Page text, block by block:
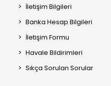
İletişim Bilgileri
Banka Hesap Bilgileri
İletişim Formu
Havale Bildirimleri
Sıkça Sorulan Sorular